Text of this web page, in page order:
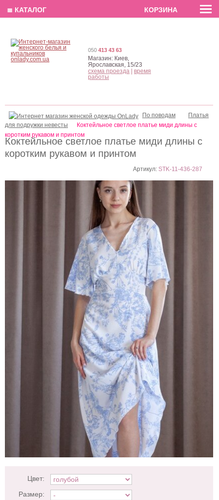
EN РУС
Коктейльное светлое платье миди длины с
коротким рукавом и принтом
Артикул:STK-11-436-287
Цвет:
Размер:
По поводам
Платья
для подружки невесты
Коктейльное светлое платье миди длины с
коротким рукавом и принтом
050 413 43 63
Магазин: Киев,
Ярославская, 15/23
схема проезда
время
работы
≣ КАТАЛОГ КОРЗИНА